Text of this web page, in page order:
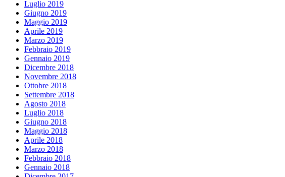
Luglio 2019
Giugno 2019
Maggio 2019
Aprile 2019
Marzo 2019
Febbraio 2019
Gennaio 2019
Dicembre 2018
Novembre 2018
Ottobre 2018
Settembre 2018
Agosto 2018
Luglio 2018
Giugno 2018
Maggio 2018
Aprile 2018
Marzo 2018
Febbraio 2018
Gennaio 2018